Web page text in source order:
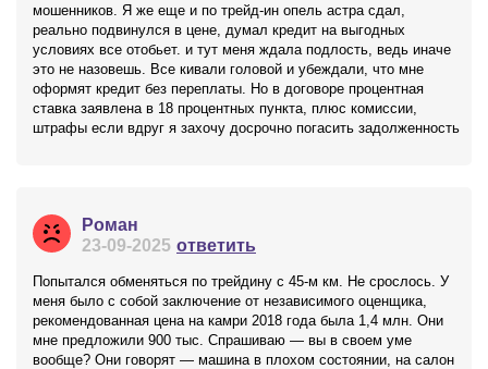
мошенников. Я же еще и по трейд-ин опель астра сдал,
реально подвинулся в цене, думал кредит на выгодных
условиях все отобьет. и тут меня ждала подлость, ведь иначе
это не назовешь. Все кивали головой и убеждали, что мне
оформят кредит без переплаты. Но в договоре процентная
ставка заявлена в 18 процентных пункта, плюс комиссии,
штрафы если вдруг я захочу досрочно погасить задолженность
Роман
23-09-2025 ответить
Попытался обменяться по трейдину с 45-м км. Не срослось. У
меня было с собой заключение от независимого оценщика,
рекомендованная цена на камри 2018 года была 1,4 млн. Они
мне предложили 900 тыс. Спрашиваю — вы в своем уме
вообще? Они говорят — машина в плохом состоянии, на салон